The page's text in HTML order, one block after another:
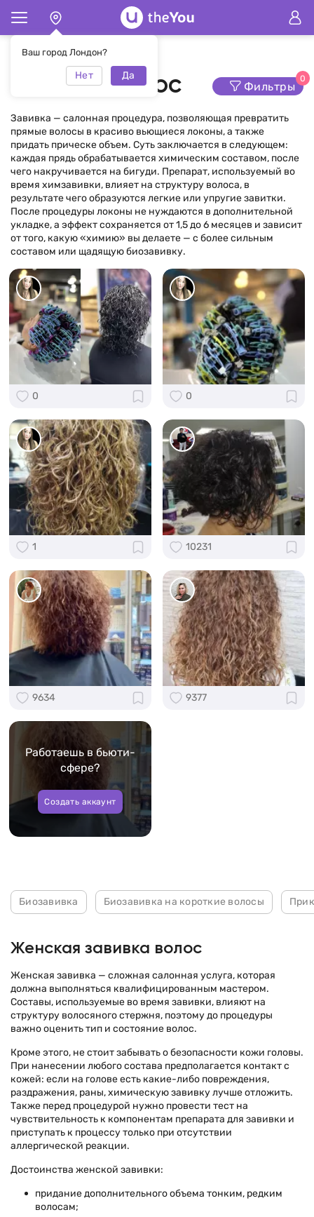
Ваш город Лондон?
Нет Да
Главная Завивка волос
Завивка волос Фильтры
0
Завивка — салонная процедура, позволяющая превратить
прямые волосы в красиво вьющиеся локоны, а также
придать прическе объем. Суть заключается в следующем:
каждая прядь обрабатывается химическим составом, после
чего накручивается на бигуди. Препарат, используемый во
время химзавивки, влияет на структуру волоса, в
результате чего образуются легкие или упругие завитки.
После процедуры локоны не нуждаются в дополнительной
укладке, а эффект сохраняется от 1,5 до 6 месяцев и зависит
от того, какую «химию» вы делаете — с более сильным
составом или щадящую биозавивку.
0 0
1 10231
9634 9377
Работаешь в бьюти-
сфере?
Создать аккаунт
Биозавивка Биозавивка на короткие волосы
Женская завивка волос
Женская завивка — сложная салонная услуга, которая
должна выполняться квалифицированным мастером.
Составы, используемые во время завивки, влияют на
структуру волосяного стержня, поэтому до процедуры
важно оценить тип и состояние волос.
Кроме этого, не стоит забывать о безопасности кожи головы.
При нанесении любого состава предполагается контакт с
кожей: если на голове есть какие-либо повреждения,
раздражения, раны, химическую завивку лучше отложить.
Также перед процедурой нужно провести тест на
чувствительность к компонентам препарата для завивки и
приступать к процессу только при отсутствии
аллергической реакции.
Достоинства женской завивки:
придание дополнительного объема тонким, редким
волосам;